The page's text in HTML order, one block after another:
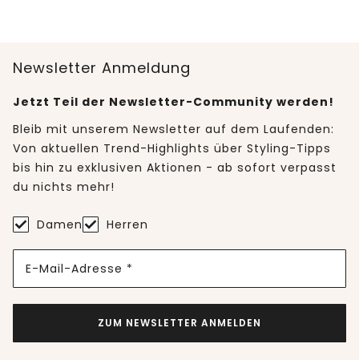
Newsletter Anmeldung
Jetzt Teil der Newsletter-Community werden!
Bleib mit unserem Newsletter auf dem Laufenden:
Von aktuellen Trend-Highlights über Styling-Tipps
bis hin zu exklusiven Aktionen - ab sofort verpasst
du nichts mehr!
Damen Herren
E-Mail-Adresse *
ZUM NEWSLETTER ANMELDEN